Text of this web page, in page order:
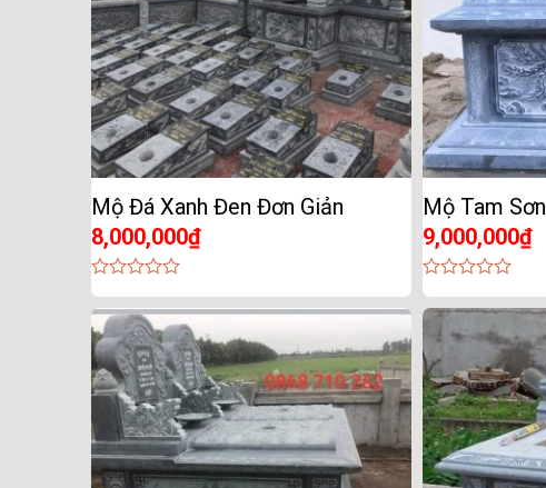
Mộ Đá Xanh Đen Đơn Giản
8,000,000₫
0
out
of
5
Mộ Tam Sơn
9,000,000₫
0
out
of
5